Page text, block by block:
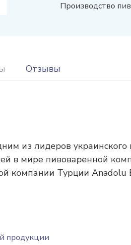
Производство
Отзывы
из лидеров
в мире пивоваренной
компании Турции Anadolu
продукции